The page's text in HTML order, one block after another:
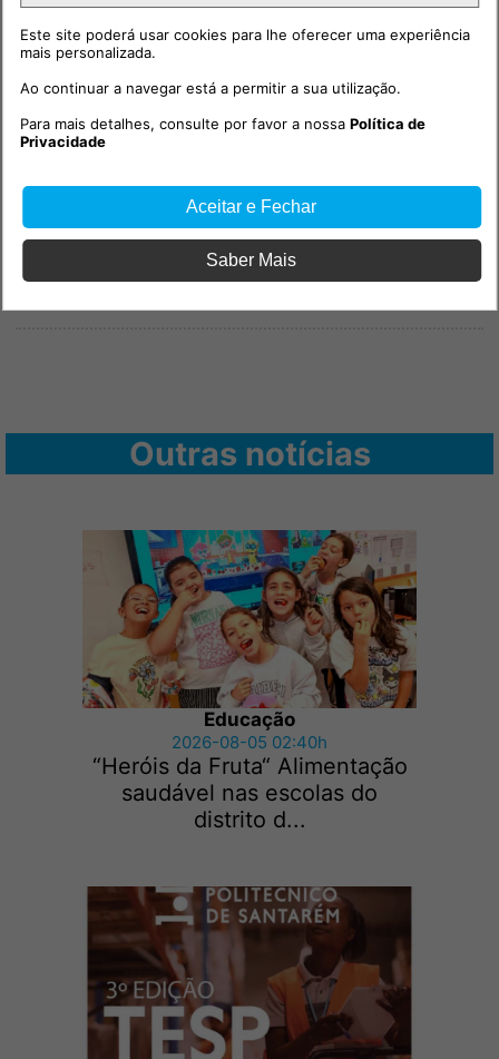
Outras notícias
Educação
2026-08-05 02:40h
“Heróis da Fruta“ Alimentação
saudável nas escolas do
distrito d...
Este site poderá usar cookies para lhe oferecer uma experiência
mais personalizada.
Ao continuar a navegar está a permitir a sua utilização.
Para mais detalhes, consulte por favor a nossaPolítica de
Privacidade
Aceitar e Fechar
Saber Mais